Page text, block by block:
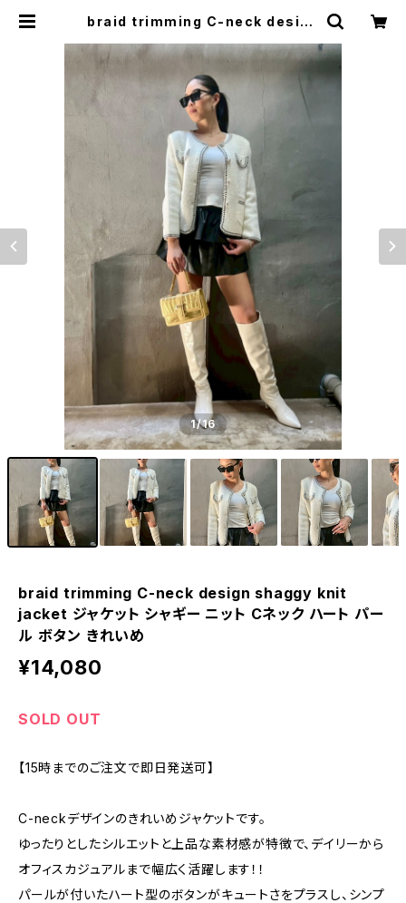
braid trimming C-neck design
ャギー ニット Cネック ハート パール
ボタン きれいめ | LOOSEHOUSE
1/16
braid trimming C-neck design shaggy knit
jacket ジャケット シャギー ニット Cネック ハート パー
ル ボタン きれいめ
¥14,080
SOLD OUT
【15時までのご注文で即日発送可】
C-neckデザインのきれいめジャケットです。
ゆったりとしたシルエットと上品な素材感が特徴で、デイリーから
オフィスカジュアルまで幅広く活躍します！！
パールが付いたハート型のボタンがキュートさをプラスし、シンプ